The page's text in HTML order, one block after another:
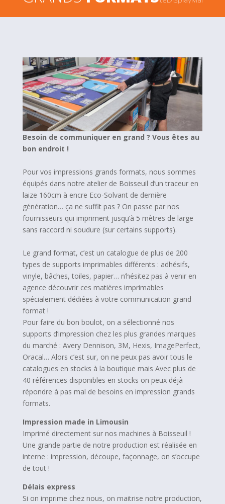
Besoin de communiquer en grand ? Vous êtes au
bon endroit !
Pour vos impressions grands formats, nous sommes
équipés dans notre atelier de Boisseuil d’un traceur en
laize 160cm à encre Eco-Solvant de dernière
génération… ça ne suffit pas ? On passe par nos
fournisseurs qui impriment jusqu’à 5 mètres de large
sans raccord ni soudure (sur certains supports).
Le grand format, c’est un catalogue de plus de 200
types de supports imprimables différents : adhésifs,
vinyle, bâches, toiles, papier… n’hésitez pas à venir en
agence découvrir ces matières imprimables
spécialement dédiées à votre communication grand
format !
Pour faire du bon boulot, on a sélectionné nos
supports d’impression chez les plus grandes marques
du marché : Avery Dennison, 3M, Hexis, ImagePerfect,
Oracal… Alors c’est sur, on ne peux pas avoir tous le
catalogues en stocks à la boutique mais Avec plus de
40 références disponibles en stocks on peux déjà
répondre à pas mal de besoins en impression grands
formats.
Impression made in Limousin
Imprimé directement sur nos machines à Boisseuil !
Une grande partie de notre production est réalisée en
interne : impression, découpe, façonnage, on s’occupe
de tout !
Délais express
Si on imprime chez nous, on maitrise notre production,